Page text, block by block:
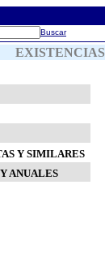
Buscar
EXISTENCIAS
Y SIMILARES
ANUALES